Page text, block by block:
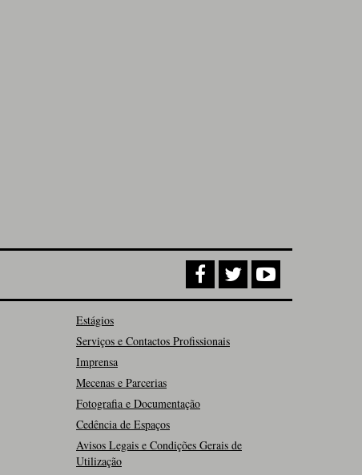
Estágios
Serviços e Contactos Profissionais
Imprensa
Mecenas e Parcerias
Fotografia e Documentação
Cedência de Espaços
Avisos Legais e Condições Gerais de
Utilização